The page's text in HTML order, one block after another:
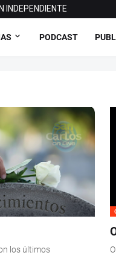
INDEPENDIENTE
PODCAST
los últimos